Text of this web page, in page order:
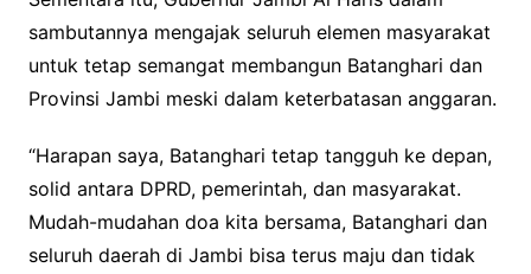
sambutannya mengajak seluruh elemen masyarakat
untuk tetap semangat membangun Batanghari dan
Provinsi Jambi meski dalam keterbatasan anggaran.
“Harapan saya, Batanghari tetap tangguh ke depan,
solid antara DPRD, pemerintah, dan masyarakat.
Mudah-mudahan doa kita bersama, Batanghari dan
seluruh daerah di Jambi bisa terus maju dan tidak